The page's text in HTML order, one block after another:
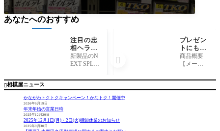
相模屋ニュース
かながわトクトクキャンペーン！かなトク！開催中
2026年6月19日
年末年始の営業日時
2025年12月29日
2025年12月1日(月)・2日(火)棚卸休業のお知らせ
2025年9月30日
あなたへのおすすめ
注目の忠
相ヘラウ
キ入荷！
HX-JAP
XTSPLA
新製品のN
EXT SPLA
荷しまし
のNEXT S
ネクスト
プレゼン
トにも♪
キャップ
ス『スト
レイルバ
商品概要
【メーカ
ャップス
